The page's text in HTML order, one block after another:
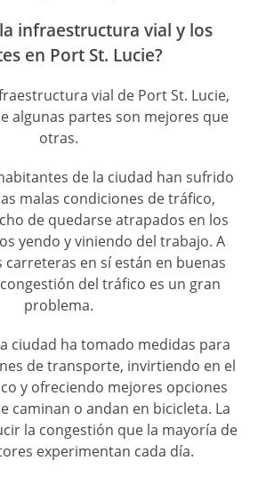
infraestructura vial y los
en Port St. Lucie?
vial de Port St. Lucie,
algunas partes son mejores que
otras.
de la ciudad han sufrido
malas condiciones de tráfico,
de quedarse atrapados en los
yendo y viniendo del trabajo. A
carreteras en sí están en buenas
del tráfico es un gran
problema.
ciudad ha tomado medidas para
de transporte, invirtiendo en el
y ofreciendo mejores opciones
caminan o andan en bicicleta. La
la congestión que la mayoría de
experimentan cada día.